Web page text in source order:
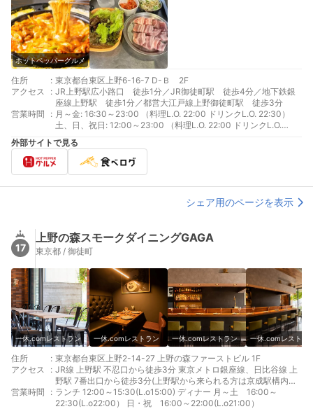
ホットペッパーグルメ
住所 : 東京都台東区上野6-16-7 D-Ｂ 2F
アクセス
: JR上野駅広小路口 徒歩1分／JR御徒町駅 徒歩4分／地下鉄銀
座線上野駅 徒歩1分／都営大江戸線上野御徒町駅 徒歩3分
営業時間
: 月～金: 16:30～23:00 （料理L.O. 22:00 ドリンクL.O. 22:30）
土、日、祝日: 12:00～23:00 （料理L.O. 22:00 ドリンクL.O.
22:30）
外部サイトで見る
シェア用のページを表示
17
上野の森スモークダイニングGAGA
東京都 / 御徒町
一休.comレストラン 一休.comレストラン 一休.comレストラン 一休.comレストラ
住所 : 東京都台東区上野2-14-27 上野の森ファーストビル 1F
アクセス
: JR線 上野駅 不忍口から徒歩3分 東京メトロ銀座線、日比谷線 上
野駅 7番出口から徒歩3分(上野駅から来られる方は京成駅構内を
池之端口へ通り抜けて頂くと最短です) 京成本線 京成上野駅 池之
端口から徒歩30秒
営業時間 : ランチ 12:00～15:30(L.o15:00) ディナー 月～土 16:00～
22:30(L.o22:00） 日・祝 16:00～22:00(L.o21:00）